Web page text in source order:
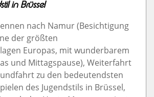
in Brüssel
nach Namur (Besichtigung
der größten
Europas, mit wunderbarem
und Mittagspause), Weiterfahrt
zu den bedeutendsten
des Jugendstils in Brüssel,